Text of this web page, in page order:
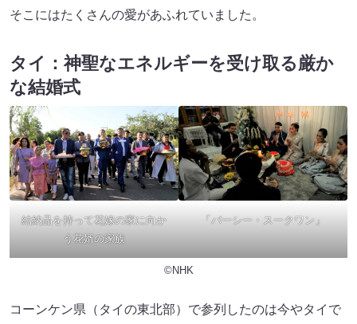
そこにはたくさんの愛があふれていました。
タイ：神聖なエネルギーを受け取る厳か
な結婚式
結納品を持って花嫁の家に向か
う花婿の家族
「バーシー・スークワン」
©NHK
コーンケン県（タイの東北部）で参列したのは今やタイで